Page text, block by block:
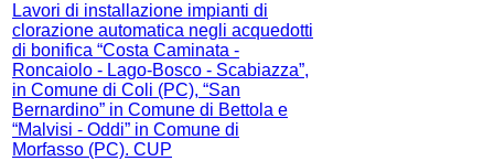
Lavori di installazione impianti di
clorazione automatica negli acquedotti
di bonifica “Costa Caminata -
Roncaiolo - Lago-Bosco - Scabiazza”,
in Comune di Coli (PC), “San
Bernardino” in Comune di Bettola e
“Malvisi - Oddi” in Comune di
Morfasso (PC). CUP